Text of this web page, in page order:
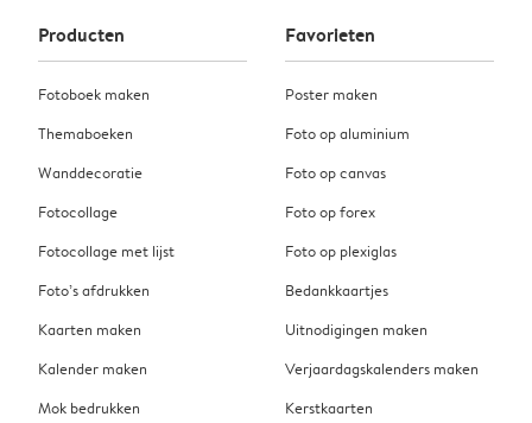
Producten
Fotoboek maken
Themaboeken
Wanddecoratie
Fotocollage
Fotocollage met lijst
Foto’s afdrukken
Kaarten maken
Kalender maken
Mok bedrukken
Favorieten
Poster maken
Foto op aluminium
Foto op canvas
Foto op forex
Foto op plexiglas
Bedankkaartjes
Uitnodigingen maken
Verjaardagskalenders maken
Kerstkaarten